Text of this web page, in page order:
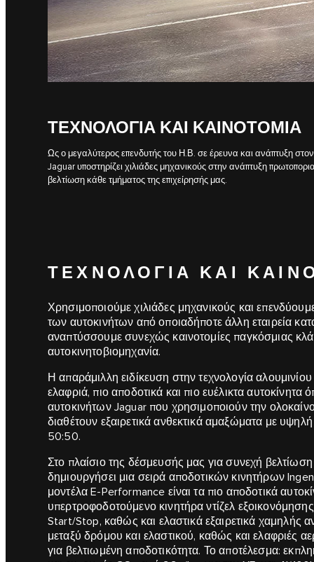
ΤΕΧΝΟΛΟΓΊΑ ΚΑΙ ΚΑΙΝΟΤΟΜΊΑ
Ως ο μεγαλύτερος επενδυτής του Η.Β. σε έρευνα και ανάπτυξη
Jaguar υποστηρίζει χιλιάδες μηχανικούς στην ανάπτυξη
βελτίωση κάθε τμήματος της επιχείρησής μας.
ΤΕΧΝΟΛΟΓΊΑ ΚΑΙ
Χρησιμοποιούμε χιλιάδες μηχανικούς και
των αυτοκινήτων από οποιαδήποτε άλλη εταιρεία
αναπτύσσουμε συνεχώς καινοτομίες παγκόσμιας
αυτοκινητοβιομηχανία.
Η απαράμιλλη ειδίκευση στην τεχνολογία
ελαφριά, πιο αποδοτικά και πιο ευέλικτα
αυτοκινήτων Jaguar που χρησιμοποιούν την
διαθέτουν εξαιρετικά ανθεκτικά αμαξώματα με
50:50.
Στο πλαίσιο της δέσμευσής μας για συνεχή
δημιουργήσει μια σειρά αποδοτικών κινητήρων
μοντέλα E-Performance είναι τα πιο αποδοτικά
υπερτροφοδοτούμενο κινητήρα ντίζελ
Start/Stop, καθώς και ελαστικά εξαιρετικά χαμηλής
μεταξύ δρόμου και ελαστικού, καθώς και ελαφριές
για βελτιωμένη αποδοτικότητα. Το αποτέλεσμα: